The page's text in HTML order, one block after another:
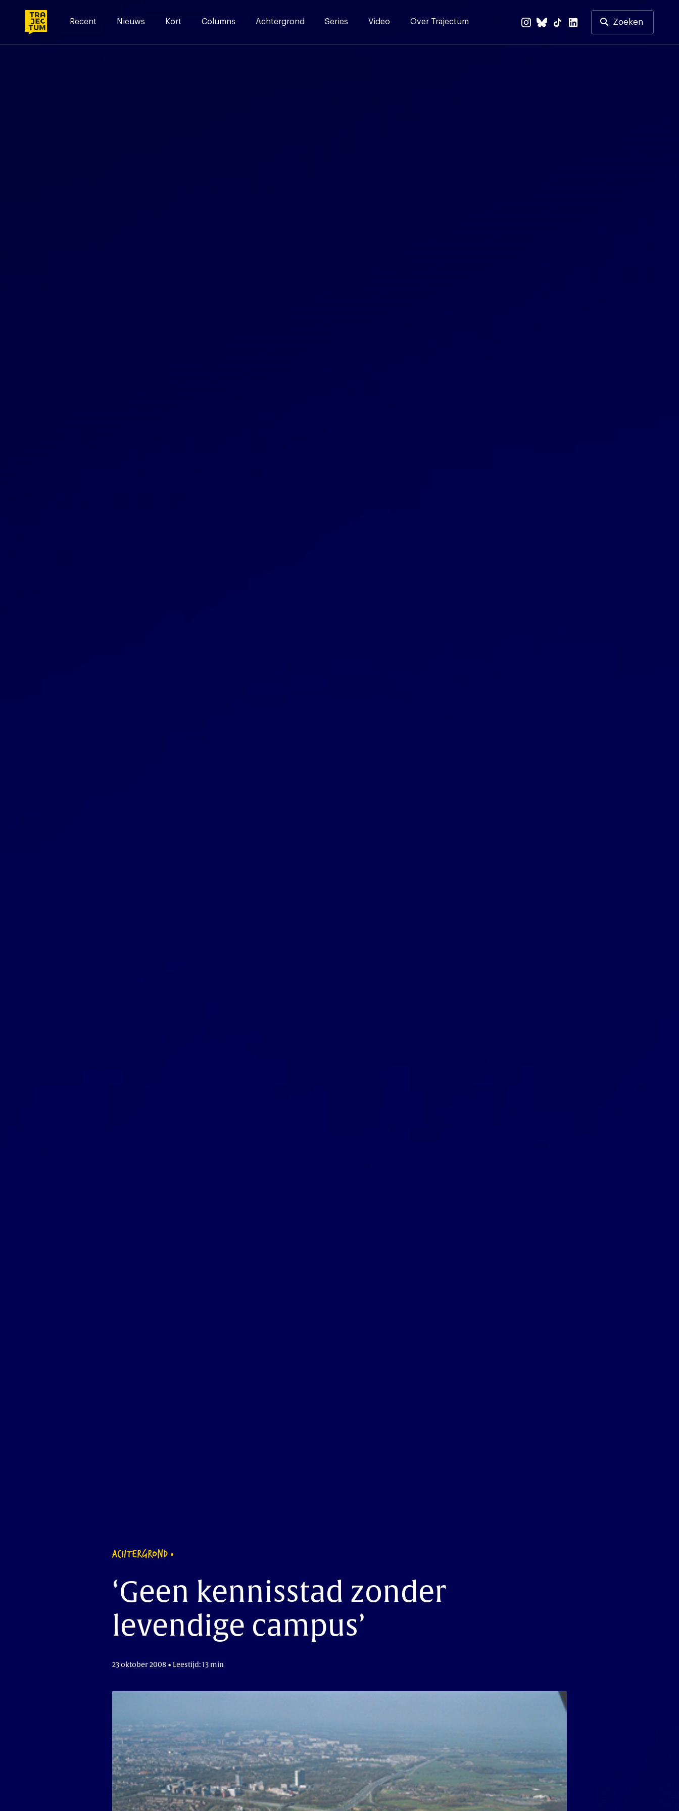
Recent Nieuws Kort Columns Achtergrond Series Video Over Trajectum Zoeken
ACHTERGROND
‘Geen kennisstad zonder
levendige campus’
23 oktober 2008 • Leestijd: 13 min